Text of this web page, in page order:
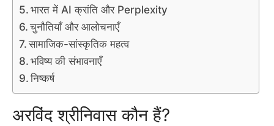
भारत में AI क्रांति और Perplexity
चुनौतियाँ और आलोचनाएँ
सामाजिक-सांस्कृतिक महत्व
भविष्य की संभावनाएँ
निष्कर्ष
अरविंद श्रीनिवास कौन हैं?